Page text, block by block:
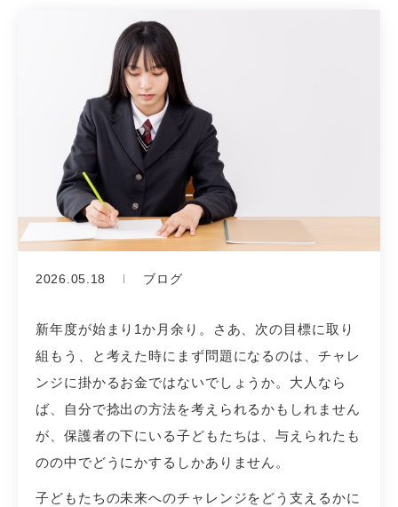
2026.05.18 ブログ
新年度が始まり1か月余り。さあ、次の目標に取り
組もう、と考えた時にまず問題になるのは、チャレ
ンジに掛かるお金ではないでしょうか。大人なら
ば、自分で捻出の方法を考えられるかもしれません
が、保護者の下にいる子どもたちは、与えられたも
のの中でどうにかするしかありません。
子どもたちの未来へのチャレンジをどう支えるかに